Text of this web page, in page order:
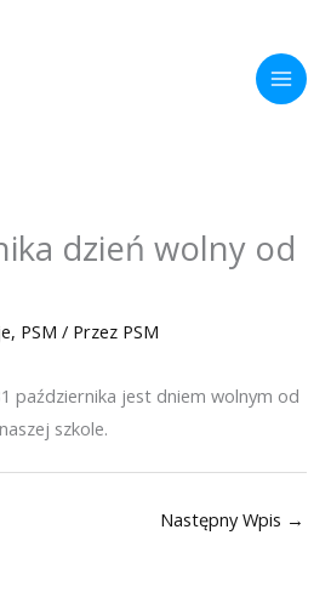
dzień wolny od
, PSM / Przez PSM
października jest dniem wolnym od
szkole.
Następny Wpis →